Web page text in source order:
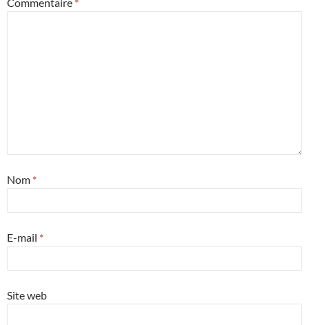
Nom *
E-mail *
Site web